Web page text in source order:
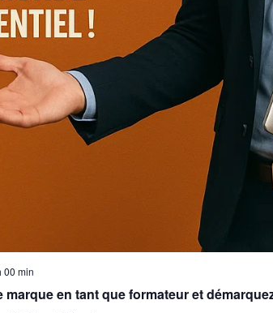
00 min
en tant que formateur et